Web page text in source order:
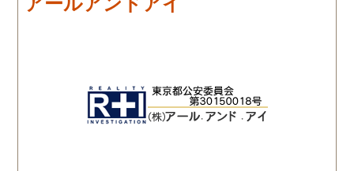
で、更に突然の依頼でも、
すが、自分ごとの様に考え
てくださったので、〇〇さ
んには、どんだけ救われた
きた時は一番に相談させ
いただきます 本当に、
がとうございました